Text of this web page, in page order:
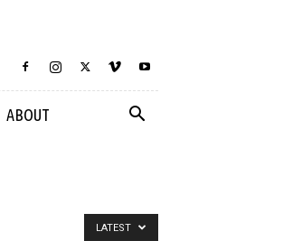
ABOUT
LATEST